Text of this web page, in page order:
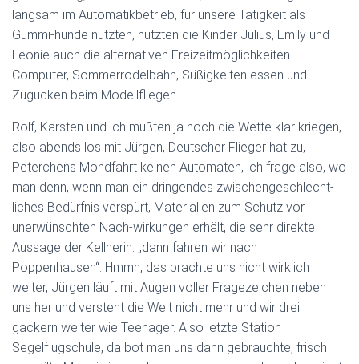
langsam im Automatikbetrieb, für unsere Tätigkeit als
Gummi-hunde nutzten, nutzten die Kinder Julius, Emily und
Leonie auch die alternativen Freizeitmöglichkeiten
Computer, Sommerrodelbahn, Süßigkeiten essen und
Zugucken beim Modellfliegen.
Rolf, Karsten und ich mußten ja noch die Wette klar kriegen,
also abends los mit Jürgen, Deutscher Flieger hat zu,
Peterchens Mondfahrt keinen Automaten, ich frage also, wo
man denn, wenn man ein dringendes zwischengeschlecht-
liches Bedürfnis verspürt, Materialien zum Schutz vor
unerwünschten Nach-wirkungen erhält, die sehr direkte
Aussage der Kellnerin: „dann fahren wir nach
Poppenhausen“. Hmmh, das brachte uns nicht wirklich
weiter, Jürgen läuft mit Augen voller Fragezeichen neben
uns her und versteht die Welt nicht mehr und wir drei
gackern weiter wie Teenager. Also letzte Station
Segelflugschule, da bot man uns dann gebrauchte, frisch